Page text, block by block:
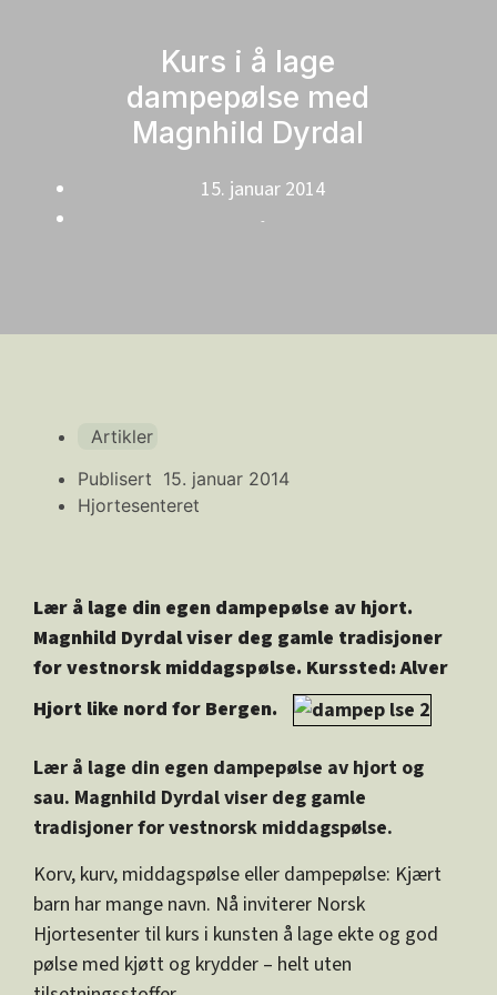
Kurs i å lage
dampepølse med
Magnhild Dyrdal
15. januar 2014
-
Artikler
Publisert 15. januar 2014
Hjortesenteret
Lær å lage din egen dampepølse av hjort.
Magnhild Dyrdal viser deg gamle tradisjoner
for vestnorsk middagspølse. Kurssted: Alver
Hjort like nord for Bergen.
Lær å lage din egen dampepølse av hjort og
sau. Magnhild Dyrdal viser deg gamle
tradisjoner for vestnorsk middagspølse.
Korv, kurv, middagspølse eller dampepølse: Kjært
barn har mange navn. Nå inviterer Norsk
Hjortesenter til kurs i kunsten å lage ekte og god
pølse med kjøtt og krydder – helt uten